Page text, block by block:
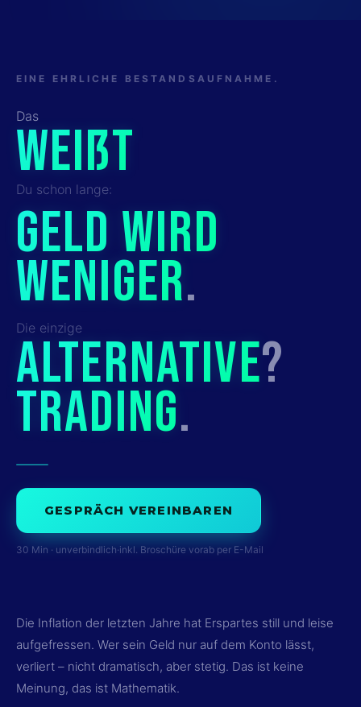
EINE EHRLICHE BESTANDSAUFNAHME.
Das
WEIßT
Du schon lange:
GELD WIRD
WENIGER.
Die einzige
ALTERNATIVE?
TRADING.
GESPRÄCH VEREINBAREN
30 Min · unverbindlich·inkl. Broschüre vorab per E-Mail
Die Inflation der letzten Jahre hat Erspartes still und leise
aufgefressen. Wer sein Geld nur auf dem Konto lässt,
verliert – nicht dramatisch, aber stetig. Das ist keine
Meinung, das ist Mathematik.